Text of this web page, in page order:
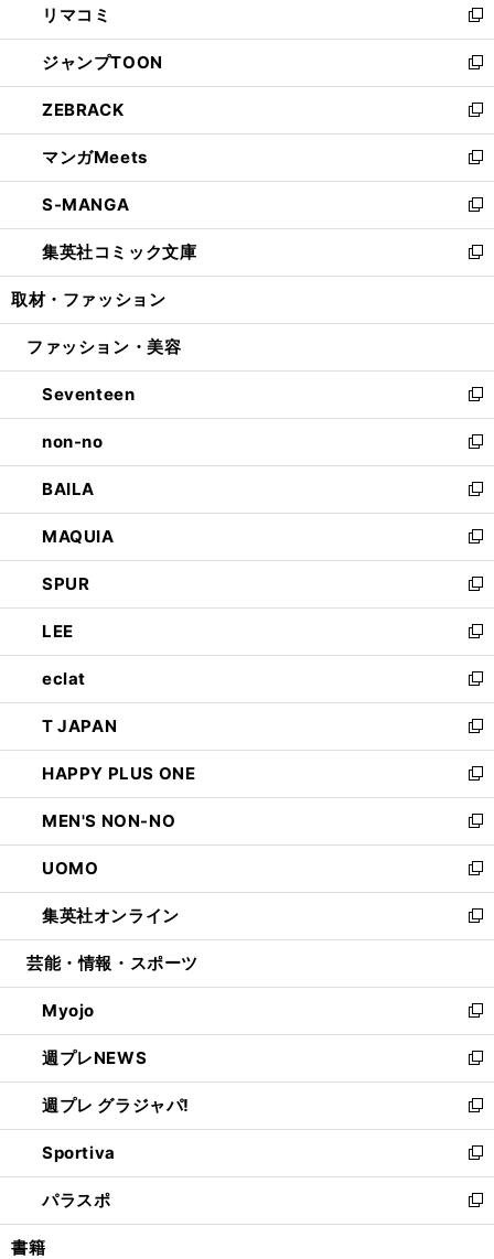
で
開
く
ド
ウ
で
開
く
ィ
ン
ド
ウ
で
開
く
い
ウ
ィ
ン
ド
ウ
で
開
く
リマコミ
新
し
い
ウ
ィ
ン
ド
ウ
で
開
く
ジャンプTOON
新
し
い
ウ
ィ
ン
ド
ウ
で
開
ZEBRACK
新
し
い
ウ
ィ
ン
ド
ウ
開
マンガMeets
新
し
い
ウ
ィ
ン
ウ
開
く
S-MANGA
新
し
い
ウ
ン
ウ
で
開
く
集英社コミック文庫
新
し
ウ
ン
ド
ウ
で
開
く
取材・ファッション
ファッション・美容
Seventeen
新
し
い
ウ
ィ
ン
ド
ウ
で
開
く
non-no
新
し
い
ウ
ィ
ン
ド
ウ
で
開
く
BAILA
新
し
い
ウ
ィ
ン
ド
ウ
で
開
く
MAQUIA
新
し
い
ウ
ィ
ン
ド
ウ
で
開
く
SPUR
新
し
い
ウ
ィ
ン
ド
ウ
で
開
く
LEE
新
し
い
ウ
ィ
ン
ド
ウ
で
開
く
eclat
新
し
い
ウ
ィ
ン
ド
ウ
で
開
く
T JAPAN
新
し
い
ウ
ィ
ン
ド
ウ
で
開
HAPPY PLUS ONE
新
し
い
ウ
ィ
ン
ド
ウ
開
く
MEN'S NON-NO
新
し
い
ウ
ィ
ン
ウ
で
開
く
UOMO
新
し
い
ウ
ン
ド
ウ
で
開
く
集英社オンライン
新
し
ウ
ィ
ン
ド
ウ
で
開
く
芸能・情報・スポーツ
Myojo
新
し
い
ウ
ィ
ン
ド
ウ
で
開
週プレNEWS
新
し
い
ウ
ィ
ン
ド
ウ
週プレ グラジャパ!
新
し
い
ウ
ィ
ン
Sportiva
新
し
い
ウ
パラスポ
新
し
書籍